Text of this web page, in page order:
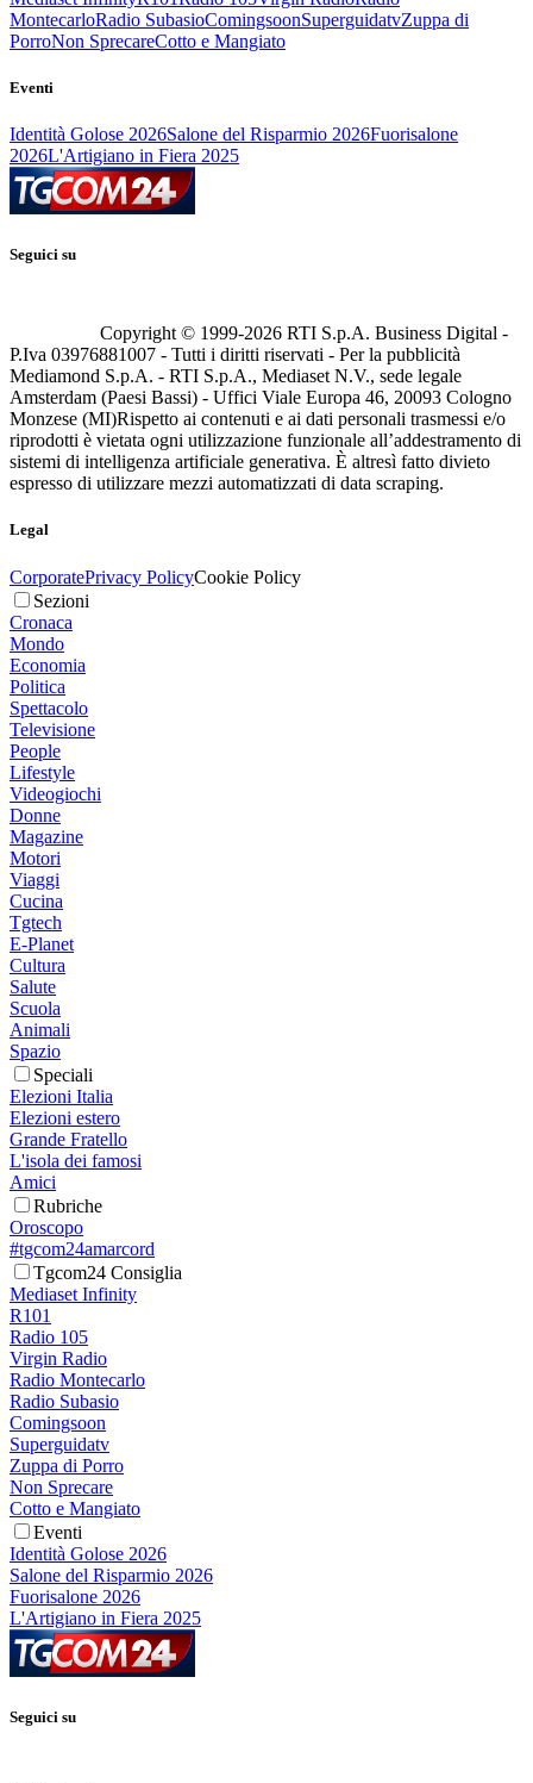
MontecarloRadio SubasioComingsoonSuperguidatvZuppa di
PorroNon SprecareCotto e Mangiato
Eventi
Identità Golose 2026Salone del Risparmio 2026Fuorisalone
2026L'Artigiano in Fiera 2025
Seguici su
Copyright © 1999-2026 RTI S.p.A. Business Digital -
P.Iva 03976881007 - Tutti i diritti riservati - Per la pubblicità
Mediamond S.p.A. - RTI S.p.A., Mediaset N.V., sede legale
Amsterdam (Paesi Bassi) - Uffici Viale Europa 46, 20093 Cologno
Monzese (MI)Rispetto ai contenuti e ai dati personali trasmessi e/o
riprodotti è vietata ogni utilizzazione funzionale all’addestramento di
sistemi di intelligenza artificiale generativa. È altresì fatto divieto
espresso di utilizzare mezzi automatizzati di data scraping.
Legal
CorporatePrivacy PolicyCookie Policy
Sezioni
Cronaca
Mondo
Economia
Politica
Spettacolo
Televisione
People
Lifestyle
Videogiochi
Donne
Magazine
Motori
Viaggi
Cucina
Tgtech
E-Planet
Cultura
Salute
Scuola
Animali
Spazio
Speciali
Elezioni Italia
Elezioni estero
Grande Fratello
L'isola dei famosi
Amici
Rubriche
Oroscopo
#tgcom24amarcord
Tgcom24 Consiglia
Mediaset Infinity
R101
Radio 105
Virgin Radio
Radio Montecarlo
Radio Subasio
Comingsoon
Superguidatv
Zuppa di Porro
Non Sprecare
Cotto e Mangiato
Eventi
Identità Golose 2026
Salone del Risparmio 2026
Fuorisalone 2026
L'Artigiano in Fiera 2025
Seguici su